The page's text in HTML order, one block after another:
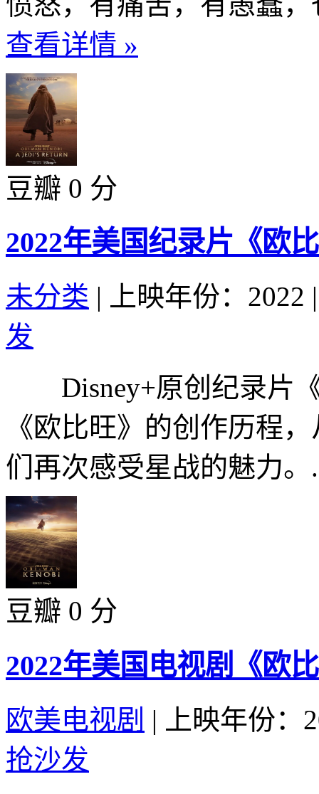
查看详情 »
豆瓣 0 分
2022年美国纪录片《欧
未分类 | 上映年份：2022 |
发
Disney+原创纪录片《
《欧比旺》的创作历程
们再次感受星战的魅力
豆瓣 0 分
2022年美国电视剧《欧
欧美电视剧 |
上映年份：
抢沙发